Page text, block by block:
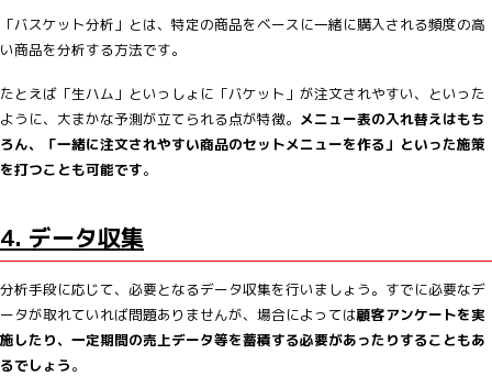
「バスケット分析」とは、特定の商品をベースに一緒に購入される頻度の高
い商品を分析する方法です。
たとえば「生ハム」といっしょに「バケット」が注文されやすい、といった
ように、大まかな予測が立てられる点が特徴。 メニュー表の入れ替えはもち
ろん、「一緒に注文されやすい商品のセットメニューを作る」といった施策
を打つことも可能です。
4. データ収集
分析手段に応じて、必要となるデータ収集を行いましょう。すでに必要なデ
ータが取れていれば問題ありませんが、場合によっては顧客アンケートを実
施したり、一定期間の売上データ等を蓄積する必要があったりすることもあ
るでしょう。